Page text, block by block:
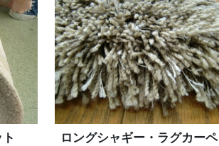
ト
ロングシャギー・ラグカーペ